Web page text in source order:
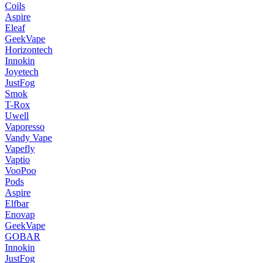
Coils
Aspire
Eleaf
GeekVape
Horizontech
Innokin
Joyetech
JustFog
Smok
T-Rox
Uwell
Vaporesso
Vandy Vape
Vapefly
Vaptio
VooPoo
Pods
Aspire
Elfbar
Enovap
GeekVape
GOBAR
Innokin
JustFog